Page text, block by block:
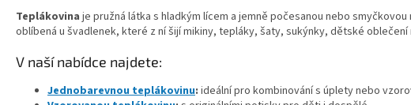
d
a
c
r
v
o
v
Teplákovina je pružná látka s hladkým lícem a jemně počesanou nebo
oblíbená u švadlenek, které z ní šijí mikiny, tepláky, šaty, sukýnky, dětské
V naší nabídce najdete:
Jednobarevnou teplákovinu: ideální pro kombinování s úplety nebo